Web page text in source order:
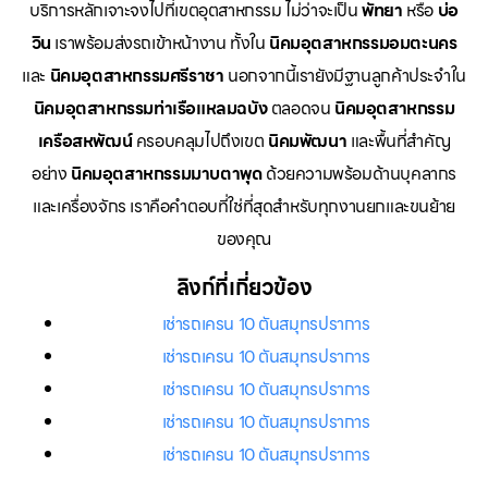
บริการหลักเจาะจงไปที่เขตอุตสาหกรรม ไม่ว่าจะเป็นพัทยา หรือ บ่อ
วิน เราพร้อมส่งรถเข้าหน้างาน ทั้งใน นิคมอุตสาหกรรมอมตะนคร
และ นิคมอุตสาหกรรมศรีราชา นอกจากนี้เรายังมีฐานลูกค้าประจำใน
นิคมอุตสาหกรรมท่าเรือแหลมฉบังตลอดจน นิคมอุตสาหกรรม
เครือสหพัฒน์ครอบคลุมไปถึงเขต นิคมพัฒนา และพื้นที่สำคัญ
อย่าง นิคมอุตสาหกรรมมาบตาพุดด้วยความพร้อมด้านบุคลากร
และเครื่องจักร เราคือคำตอบที่ใช่ที่สุดสำหรับทุกงานยกและขนย้าย
ของคุณ
ลิงก์ที่เกี่ยวข้อง
เช่ารถเครน 10 ตันสมุทรปราการ
เช่ารถเครน 10 ตันสมุทรปราการ
เช่ารถเครน 10 ตันสมุทรปราการ
เช่ารถเครน 10 ตันสมุทรปราการ
เช่ารถเครน 10 ตันสมุทรปราการ